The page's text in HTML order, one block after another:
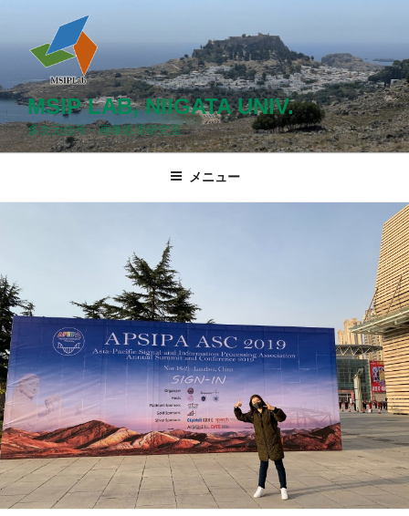
ツ
へ
ス
プ
MSIP LAB, NIIGATA UNIV.
多次元信号・画像処理研究室
メニュー